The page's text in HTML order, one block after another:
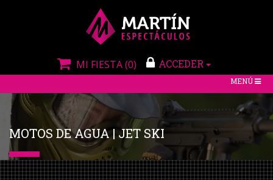
MI FIESTA(0) ACCEDER
TOGGLE
MENÚ
MOTOS DE AGUA | JET SKI